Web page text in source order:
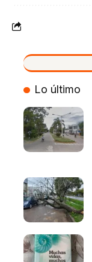
VIVO
Lo último